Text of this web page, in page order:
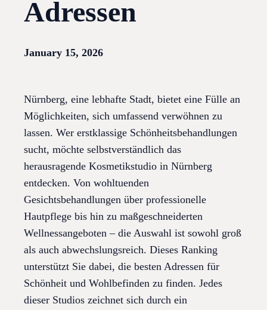
Adressen
January 15, 2026
Nürnberg, eine lebhafte Stadt, bietet eine Fülle an
Möglichkeiten, sich umfassend verwöhnen zu
lassen. Wer erstklassige Schönheitsbehandlungen
sucht, möchte selbstverständlich das
herausragende Kosmetikstudio in Nürnberg
entdecken. Von wohltuenden
Gesichtsbehandlungen über professionelle
Hautpflege bis hin zu maßgeschneiderten
Wellnessangeboten – die Auswahl ist sowohl groß
als auch abwechslungsreich. Dieses Ranking
unterstützt Sie dabei, die besten Adressen für
Schönheit und Wohlbefinden zu finden. Jedes
dieser Studios zeichnet sich durch ein